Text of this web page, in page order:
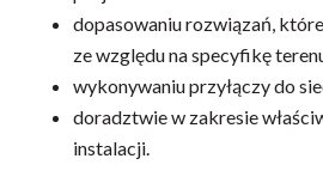
dopasowaniu rozwiązań,
ze względu na specyfikę
wykonywaniu przyłączy do
doradztwie w zakresie
instalacji.